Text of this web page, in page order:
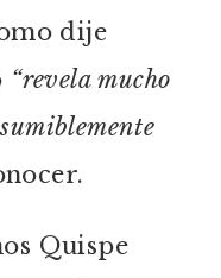
dije
“revela mucho
Quispe